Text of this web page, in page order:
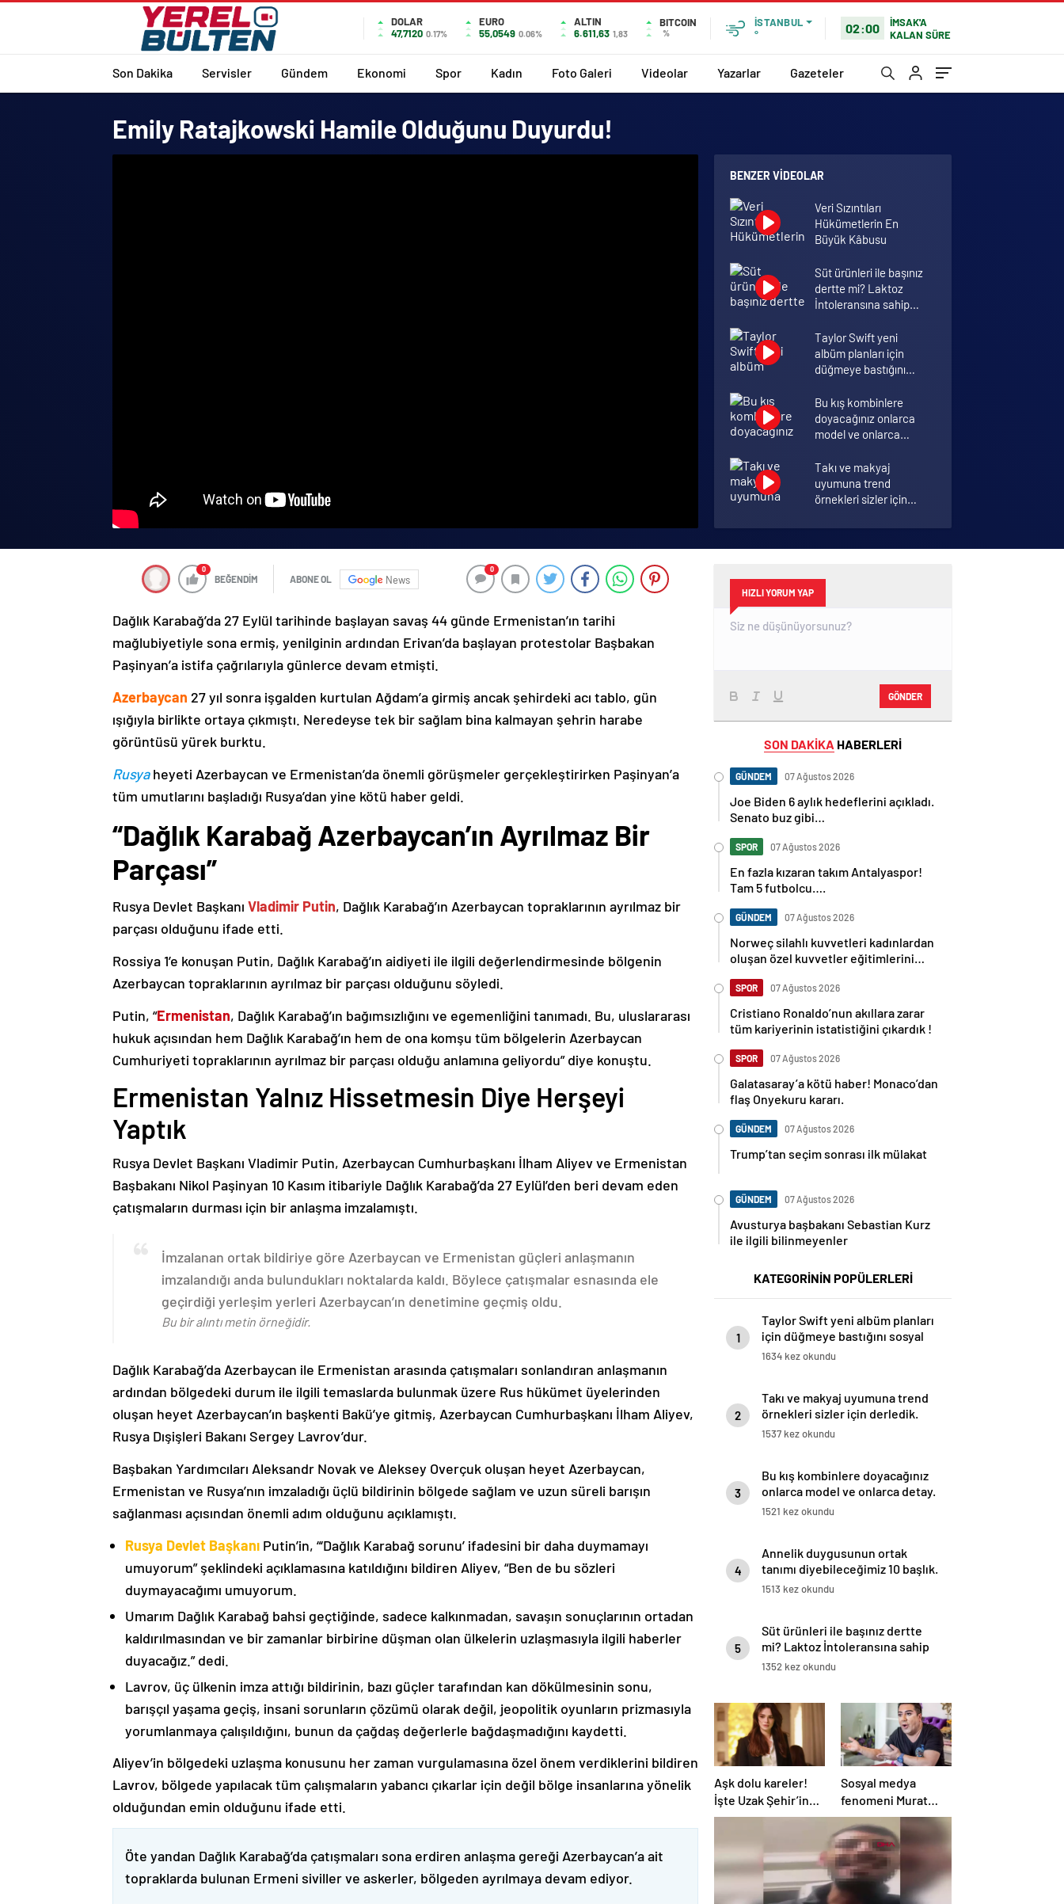
DOLAR
47,7120 0.17%
EURO
55,0549 0.06%
ALTIN
6.611,63 1,83
BITCOIN
%
İSTANBUL
°
02:00
İMSAK'A
KALAN SÜRE
Son Dakika Servisler Gündem Ekonomi Spor Kadın Foto Galeri Videolar Yazarlar Gazeteler
Emily Ratajkowski Hamile Olduğunu Duyurdu!
BENZER VIDEOLAR
Veri Sızıntıları
Hükümetlerin En
Büyük Kâbusu
Süt ürünleri ile başınız
dertte mi? Laktoz
İntoleransına sahip
Taylor Swift yeni
albüm planları için
düğmeye bastığını
duyurdu!
Bu kış kombinlere
doyacağınız onlarca
model ve onlarca
Takı ve makyaj
uyumuna trend
örnekleri sizler için
Annelik duygusunun
ortak tanımı
başlık.
0
BEĞENDİM ABONE OL News
0
Dağlık Karabağ’da 27 Eylül tarihinde başlayan savaş 44 günde Ermenistan’ın tarihi
mağlubiyetiyle sona ermiş, yenilginin ardından Erivan’da başlayan protestolar Başbakan
Paşinyan’a istifa çağrılarıyla günlerce devam etmişti.
Azerbaycan 27 yıl sonra işgalden kurtulan Ağdam’a girmiş ancak şehirdeki acı tablo, gün
ışığıyla birlikte ortaya çıkmıştı. Neredeyse tek bir sağlam bina kalmayan şehrin harabe
görüntüsü yürek burktu.
Rusyaheyeti Azerbaycan ve Ermenistan’da önemli görüşmeler gerçekleştirirken Paşinyan’a
tüm umutlarını başladığı Rusya’dan yine kötü haber geldi.
“Dağlık Karabağ Azerbaycan’ın Ayrılmaz Bir
Parçası”
Rusya Devlet Başkanı Vladimir Putin, Dağlık Karabağ’ın Azerbaycan topraklarının ayrılmaz bir
parçası olduğunu ifade etti.
Rossiya 1’e konuşan Putin, Dağlık Karabağ’ın aidiyeti ile ilgili değerlendirmesinde bölgenin
Azerbaycan topraklarının ayrılmaz bir parçası olduğunu söyledi.
Putin, “Ermenistan, Dağlık Karabağ’ın bağımsızlığını ve egemenliğini tanımadı. Bu, uluslararası
hukuk açısından hem Dağlık Karabağ’ın hem de ona komşu tüm bölgelerin Azerbaycan
Cumhuriyeti topraklarının ayrılmaz bir parçası olduğu anlamına geliyordu” diye konuştu.
Ermenistan Yalnız Hissetmesin Diye Herşeyi
Yaptık
Rusya Devlet Başkanı Vladimir Putin, Azerbaycan Cumhurbaşkanı İlham Aliyev ve Ermenistan
Başbakanı Nikol Paşinyan 10 Kasım itibariyle Dağlık Karabağ’da 27 Eylül’den beri devam eden
çatışmaların durması için bir anlaşma imzalamıştı.
İmzalanan ortak bildiriye göre Azerbaycan ve Ermenistan güçleri anlaşmanın
imzalandığı anda bulundukları noktalarda kaldı. Böylece çatışmalar esnasında ele
geçirdiği yerleşim yerleri Azerbaycan’ın denetimine geçmiş oldu.
Bu bir alıntı metin örneğidir.
Dağlık Karabağ’da Azerbaycan ile Ermenistan arasında çatışmaları sonlandıran anlaşmanın
ardından bölgedeki durum ile ilgili temaslarda bulunmak üzere Rus hükümet üyelerinden
oluşan heyet Azerbaycan’ın başkenti Bakü’ye gitmiş, Azerbaycan Cumhurbaşkanı İlham Aliyev,
Rusya Dışişleri Bakanı Sergey Lavrov’dur.
Başbakan Yardımcıları Aleksandr Novak ve Aleksey Overçuk oluşan heyet Azerbaycan,
Ermenistan ve Rusya’nın imzaladığı üçlü bildirinin bölgede sağlam ve uzun süreli barışın
sağlanması açısından önemli adım olduğunu açıklamıştı.
Rusya Devlet Başkanı Putin’in, “‘Dağlık Karabağ sorunu’ ifadesini bir daha duymamayı
umuyorum” şeklindeki açıklamasına katıldığını bildiren Aliyev, “Ben de bu sözleri
duymayacağımı umuyorum.
Umarım Dağlık Karabağ bahsi geçtiğinde, sadece kalkınmadan, savaşın sonuçlarının ortadan
kaldırılmasından ve bir zamanlar birbirine düşman olan ülkelerin uzlaşmasıyla ilgili haberler
duyacağız.” dedi.
Lavrov, üç ülkenin imza attığı bildirinin, bazı güçler tarafından kan dökülmesinin sonu,
barışçıl yaşama geçiş, insani sorunların çözümü olarak değil, jeopolitik oyunların prizmasıyla
yorumlanmaya çalışıldığını, bunun da çağdaş değerlerle bağdaşmadığını kaydetti.
Aliyev’in bölgedeki uzlaşma konusunu her zaman vurgulamasına özel önem verdiklerini bildiren
Lavrov, bölgede yapılacak tüm çalışmaların yabancı çıkarlar için değil bölge insanlarına yönelik
olduğundan emin olduğunu ifade etti.
Öte yandan Dağlık Karabağ’da çatışmaları sona erdiren anlaşma gereği Azerbaycan’a ait
topraklarda bulunan Ermeni siviller ve askerler, bölgeden ayrılmaya devam ediyor.
HIZLI YORUM YAP
GÖNDER
SON DAKİKA HABERLERİ
GÜNDEM 07 Ağustos 2026
Joe Biden 6 aylık hedeflerini açıkladı.
Senato buz gibi…
SPOR 07 Ağustos 2026
En fazla kızaran takım Antalyaspor!
Tam 5 futbolcu….
GÜNDEM 07 Ağustos 2026
Norweç silahlı kuvvetleri kadınlardan
oluşan özel kuvvetler eğitimlerini
SPOR 07 Ağustos 2026
Cristiano Ronaldo’nun akıllara zarar
tüm kariyerinin istatistiğini çıkardık !
SPOR 07 Ağustos 2026
Galatasaray’a kötü haber! Monaco’dan
flaş Onyekuru kararı.
GÜNDEM 07 Ağustos 2026
Trump’tan seçim sonrası ilk mülakat
GÜNDEM 07 Ağustos 2026
Avusturya başbakanı Sebastian Kurz
ile ilgili bilinmeyenler
KATEGORİNİN POPÜLERLERİ
1
Taylor Swift yeni albüm planları
için düğmeye bastığını sosyal
medyadan duyurdu!
1634 kez okundu
2
Takı ve makyaj uyumuna trend
örnekleri sizler için derledik.
1537 kez okundu
3
Bu kış kombinlere doyacağınız
onlarca model ve onlarca detay.
1521 kez okundu
4
Annelik duygusunun ortak
tanımı diyebileceğimiz 10 başlık.
1513 kez okundu
5
Süt ürünleri ile başınız dertte
mi? Laktoz İntoleransına sahip
olabilirsiniz!
1352 kez okundu
Aşk dolu kareler!
İşte Uzak Şehir’in
Alya’sı Sinem
hayattaki sevgilisi
Sosyal medya
fenomeni Murat
Övüç’ün hapsi
isteniyor